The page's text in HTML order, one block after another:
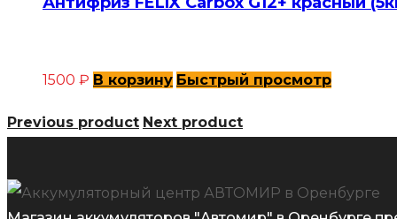
1500 ₽ В корзину Быстрый просмотр
Previous product Next product